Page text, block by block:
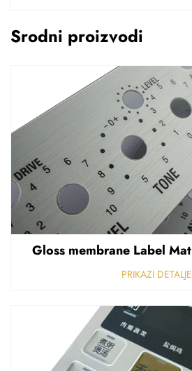
Srodni proizvodi
PRIKAZI DETALJE